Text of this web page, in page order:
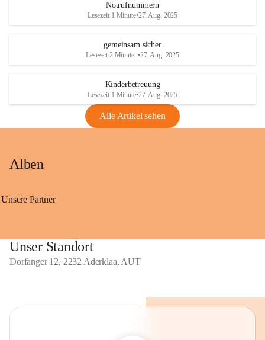
Notrufnummern
Lesezeit 1 Minute•27. Aug. 2025
gemeinsam.sicher
Lesezeit 2 Minuten•27. Aug. 2025
Kinderbetreuung
Lesezeit 1 Minute•27. Aug. 2025
Alle Artikel sehen
Alben
Unsere Partner
Unser Standort
Dorfanger 12, 2232 Aderklaa, AUT